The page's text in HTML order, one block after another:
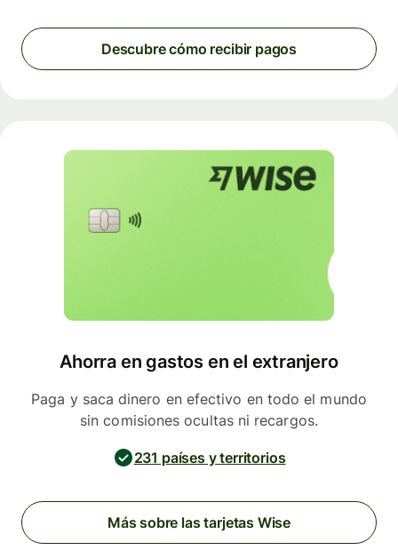
Descubre cómo recibir pagos
Ahorra en gastos en el extranjero
Paga y saca dinero en efectivo en todo el mundo
sin comisiones ocultas ni recargos.
231 países y territorios
Más sobre las tarjetas Wise